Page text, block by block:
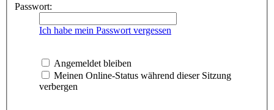
Passwort:
Ich habe mein Passwort vergessen
Angemeldet bleiben
Meinen Online-Status während dieser Sitzung
verbergen